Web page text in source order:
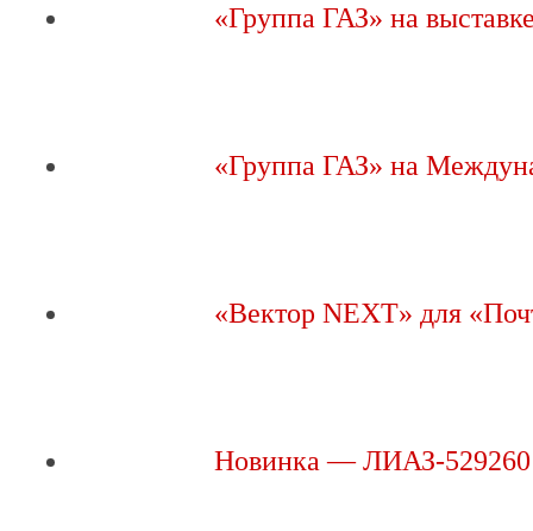
«Группа ГАЗ» на
«Группа ГАЗ» на
«Вектор NEXT» для
Новинка — ЛИАЗ-529260